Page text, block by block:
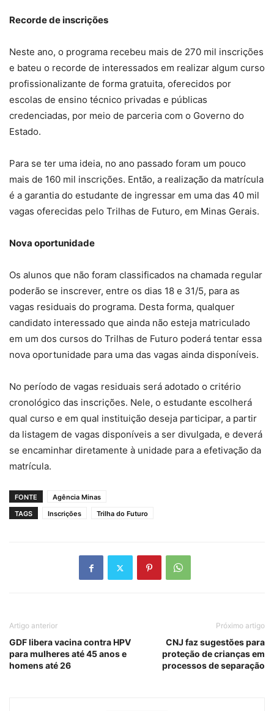
Recorde de inscrições
Neste ano, o programa recebeu mais de 270 mil inscrições
e bateu o recorde de interessados em realizar algum curso
profissionalizante de forma gratuita, oferecidos por
escolas de ensino técnico privadas e públicas
credenciadas, por meio de parceria com o Governo do
Estado.
Para se ter uma ideia, no ano passado foram um pouco
mais de 160 mil inscrições. Então, a realização da matrícula
é a garantia do estudante de ingressar em uma das 40 mil
vagas oferecidas pelo Trilhas de Futuro, em Minas Gerais.
Nova oportunidade
Os alunos que não foram classificados na chamada regular
poderão se inscrever, entre os dias 18 e 31/5, para as
vagas residuais do programa. Desta forma, qualquer
candidato interessado que ainda não esteja matriculado
em um dos cursos do Trilhas de Futuro poderá tentar essa
nova oportunidade para uma das vagas ainda disponíveis.
No período de vagas residuais será adotado o critério
cronológico das inscrições. Nele, o estudante escolherá
qual curso e em qual instituição deseja participar, a partir
da listagem de vagas disponíveis a ser divulgada, e deverá
se encaminhar diretamente à unidade para a efetivação da
matrícula.
FONTE
Agência Minas
TAGS
Inscrições Trilha do Futuro
Artigo anterior
GDF libera vacina contra HPV
para mulheres até 45 anos e
homens até 26
Próximo artigo
CNJ faz sugestões para
proteção de crianças em
processos de separação